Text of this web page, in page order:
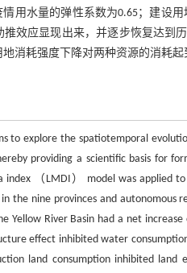
用水量的弹性系数为0.65；建设
效应显现出来，并逐步恢复达到
消耗强度下降对两种资源的消耗
to explore the spatiotemporal
providing a scientific basis for
index （LMDI） model was applied
the nine provinces and autonomous
Yellow River Basin had a net increase
effect inhibited water
land consumption inhibited